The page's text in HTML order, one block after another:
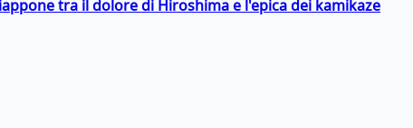
tra il dolore di Hiroshima e l'epica dei kamikaze